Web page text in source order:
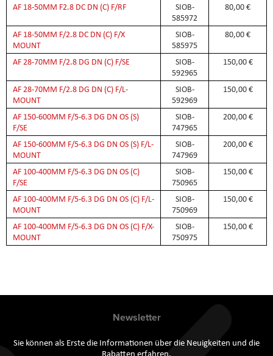
AF 18-50MM F2.8 DC DN (C) F/RF
SIOB-
585972
80,00 €
AF 18-50MM F/2.8 DC DN (C) F/X
MOUNT
SIOB-
585975
80,00 €
AF 28-70MM F/2.8 DG DN (C) F/SE
SIOB-
592965
150,00 €
AF 28-70MM F/2.8 DG DN (C) F/L-
MOUNT
SIOB-
592969
150,00 €
AF 150-600MM F/5-6.3 DG DN OS (S)
F/SE
SIOB-
747965
200,00 €
AF 150-600MM F/5-6.3 DG DN OS (S) F/L-
MOUNT
SIOB-
747969
200,00 €
AF 100-400MM F/5-6.3 DG DN OS (C)
F/SE
SIOB-
750965
150,00 €
AF 100-400MM F/5-6.3 DG DN OS (C) F/L-
MOUNT
SIOB-
750969
150,00 €
AF 100-400MM F/5-6.3 DG DN OS (C) F/X-
MOUNT
SIOB-
750975
150,00 €
Newsletter
Sie können als Erste die Informationen über die Neuigkeiten und die